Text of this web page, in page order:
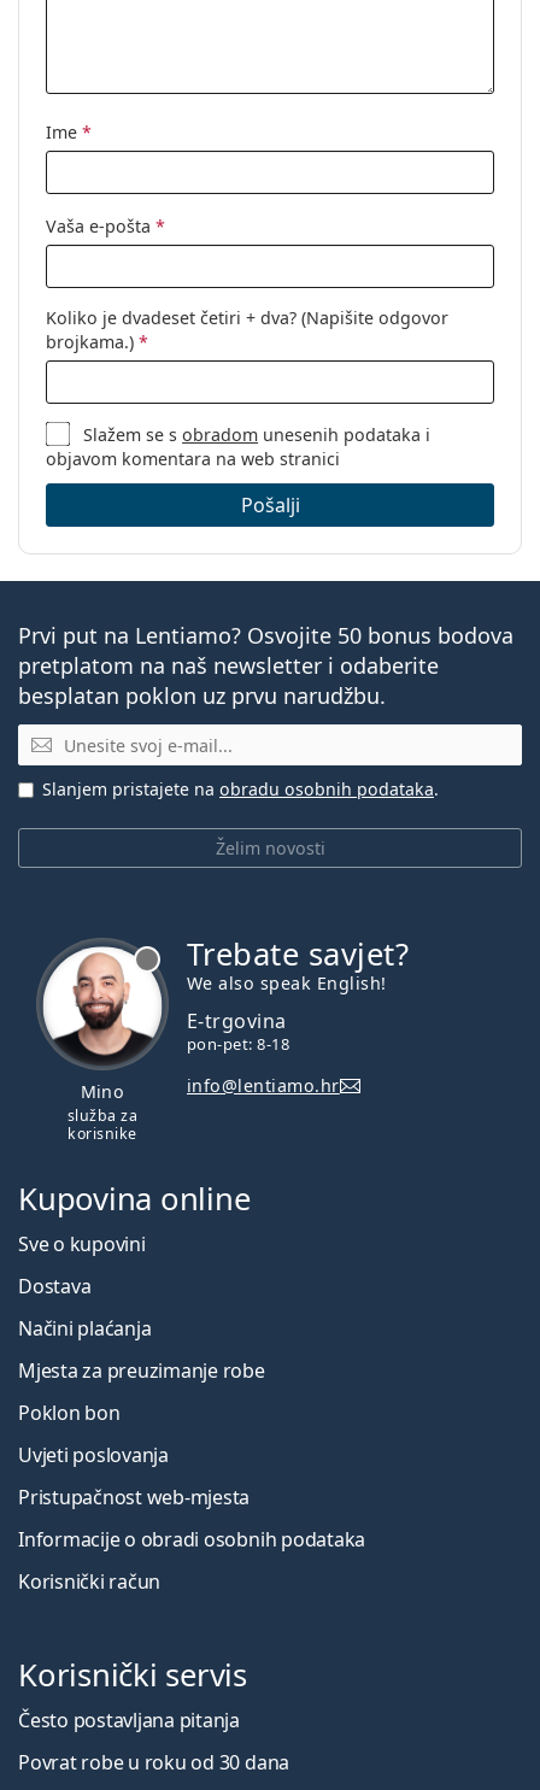
Ime *
Vaša e-pošta *
Koliko je dvadeset četiri + dva? (Napišite odgovor
brojkama.) *
Slažem se sobradom unesenih podataka i
objavom komentara na web stranici
Pošalji
Prvi put na Lentiamo? Osvojite 50 bonus bodova
pretplatom na naš newsletter i odaberite
besplatan poklon uz prvu narudžbu.
E-mail
Želim novosti
Slanjem pristajete na obradu osobnih podataka.
Mino
služba za
korisnike
Trebate savjet?
We also speak English!
E-trgovina
pon-pet: 8-18
info@lentiamo.hr
Kupovina online
Sve o kupovini
Dostava
Načini plaćanja
Mjesta za preuzimanje robe
Poklon bon
Uvjeti poslovanja
Pristupačnost web-mjesta
Informacije o obradi osobnih podataka
Korisnički račun
Korisnički servis
Često postavljana pitanja
Povrat robe u roku od 30 dana